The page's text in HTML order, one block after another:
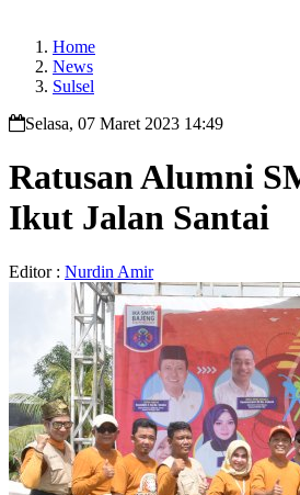
Home
News
Sulsel
Selasa, 07 Maret 2023 14:49
Ratusan Alumni
Ikut Jalan Santai
Editor : Nurdin Amir